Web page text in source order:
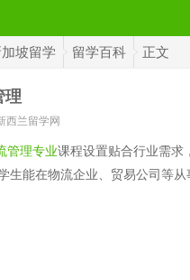
加坡留学 留学百科 正文
理
西兰留学网
管理专业课程设置贴合行业需求
生能在物流企业、贸易公司等